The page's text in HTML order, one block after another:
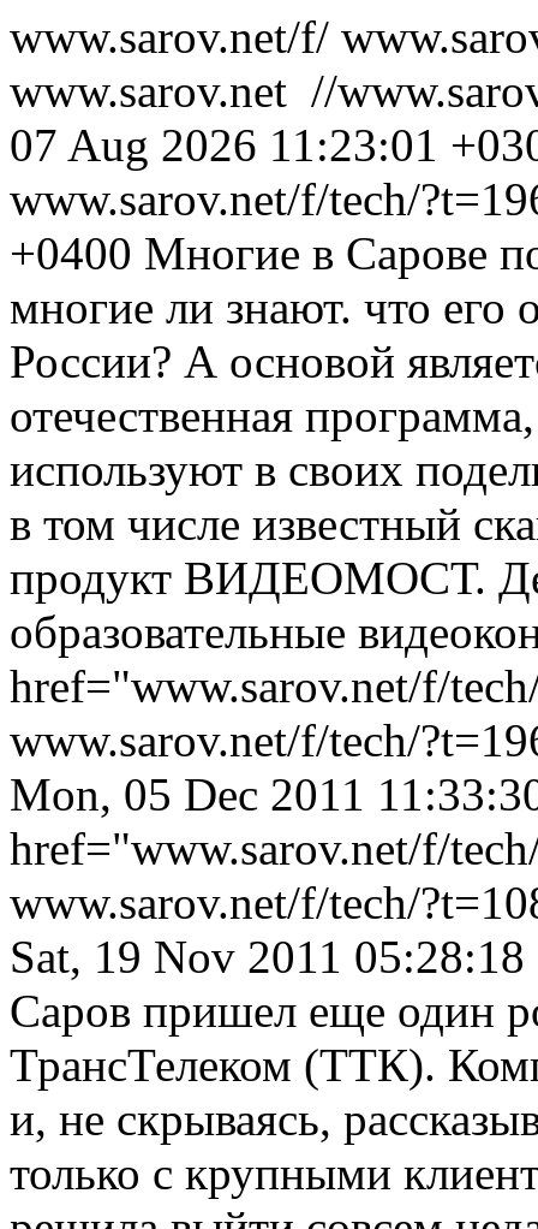
www.sarov.net/f/
www.sarov.net //
07 Aug 2026 11:23:01
www.sarov.net/f/tech/
+0400 Многие в Сарове
многие ли знают. что его
России? А основой
отечественная
используют в своих
в том числе известный
продукт ВИДЕОМОСТ.
образовательные
href="www.sarov.net/f/
www.sarov.net/f/tech/
Mon, 05 Dec 2011
href="www.sarov.net/f/
www.sarov.net/f/tech/
Sat, 19 Nov 2011
Саров пришел еще один
ТрансТелеком (ТТК).
и, не скрываясь,
только с крупными